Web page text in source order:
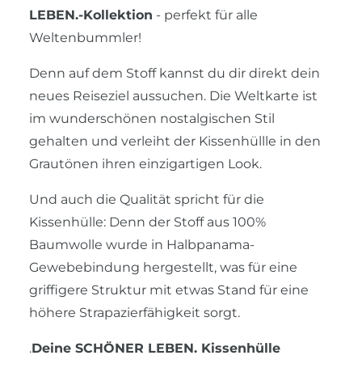
LEBEN.-Kollektion - perfekt für alle
Weltenbummler!
Denn auf dem Stoff kannst du dir direkt dein
neues Reiseziel aussuchen. Die Weltkarte ist
im wunderschönen nostalgischen Stil
gehalten und verleiht der Kissenhüllle in den
Grautönen ihren einzigartigen Look.
Und auch die Qualität spricht für die
Kissenhülle: Denn der Stoff aus 100%
Baumwolle wurde in Halbpanama-
Gewebebindung hergestellt, was für eine
griffigere Struktur mit etwas Stand für eine
höhere Strapazierfähigkeit sorgt.
.Deine SCHÖNER LEBEN. Kissenhülle